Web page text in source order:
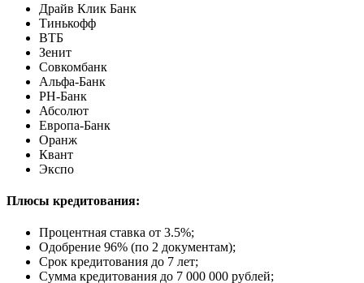
Драйв Клик Банк
Тинькофф
ВТБ
Зенит
Совкомбанк
Альфа-Банк
РН-Банк
Абсолют
Европа-Банк
Оранж
Квант
Экспо
Плюсы кредитования:
Процентная ставка от 3.5%;
Одобрение 96% (по 2 документам);
Срок кредитования до 7 лет;
Сумма кредитования до 7 000 000 рублей;